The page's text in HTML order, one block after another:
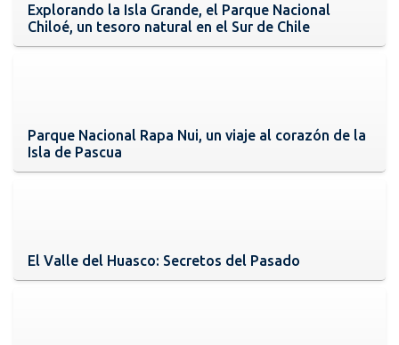
Explorando la Isla Grande, el Parque Nacional
Chiloé, un tesoro natural en el Sur de Chile
Parque Nacional Rapa Nui, un viaje al corazón de la
Isla de Pascua
El Valle del Huasco: Secretos del Pasado